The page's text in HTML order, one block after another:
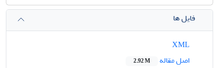
فایل ها
اصل مقاله
2.92 M